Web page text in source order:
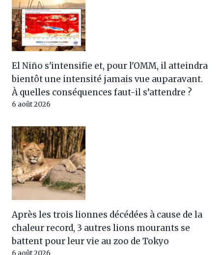
El Niño s'intensifie et, pour l'OMM, il atteindra
bientôt une intensité jamais vue auparavant.
À quelles conséquences faut-il s’attendre ?
6 août 2026
Après les trois lionnes décédées à cause de la
chaleur record, 3 autres lions mourants se
battent pour leur vie au zoo de Tokyo
6 août 2026